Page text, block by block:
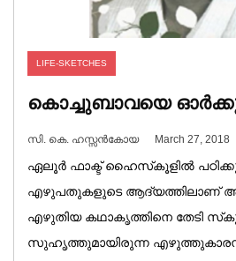
LIFE-SKETCHES
കൊച്ചുബാവയെ
സി. കെ. ഹസ്സൻകോയ March 27, 2018
ഏലൂർ ഫാക്ട് ഹൈസ്‌കൂളിൽ
എഴുപതുകളുടെ ആദ്യത്തിലാണ്
എഴുതിയ കഥാകൃത്തിനെ തേടി
സുഹൃത്തുമായിരുന്ന